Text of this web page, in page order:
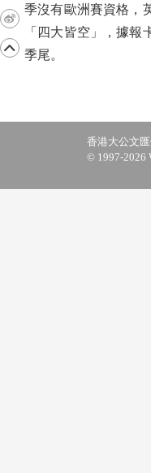
季沒有歐洲賽資格，
「四大皆空」，據報
季尾。
香港大公文
© 1997-2026